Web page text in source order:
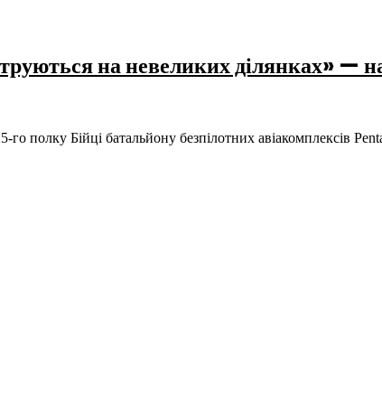
на невеликих ділянках»
полку Бійці батальйону безпілотних авіакомплексів